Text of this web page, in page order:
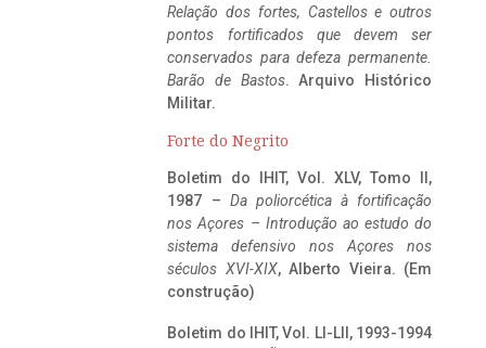
Relação dos fortes, Castellos e outros
pontos fortificados que devem ser
conservados para defeza permanente.
Barão de Bastos. Arquivo Histórico
Militar.
Forte do Negrito
Boletim do IHIT, Vol. XLV, Tomo II,
1987 – Da poliorcética à fortificação
nos Açores – Introdução ao estudo do
sistema defensivo nos Açores nos
séculos XVI-XIX, Alberto Vieira. (Em
construção)
Boletim do IHIT, Vol. LI-LII, 1993-1994